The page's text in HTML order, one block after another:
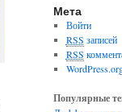
Мета
Войти
RSS записей
RSS
Популярные